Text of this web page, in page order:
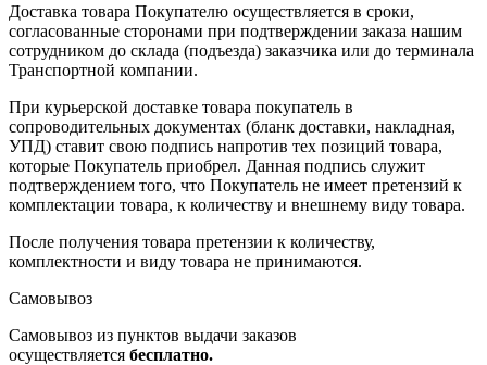
Доставка товара Покупателю осуществляется в сроки,
согласованные сторонами при подтверждении заказа нашим
сотрудником до склада (подъезда) заказчика или до терминала
Транспортной компании.
При курьерской доставке товара покупатель в
сопроводительных документах (бланк доставки, накладная,
УПД) ставит свою подпись напротив тех позиций товара,
которые Покупатель приобрел. Данная подпись служит
подтверждением того, что Покупатель не имеет претензий к
комплектации товара, к количеству и внешнему виду товара.
После получения товара претензии к количеству,
комплектности и виду товара не принимаются.
Самовывоз
Самовывоз из пунктов выдачи заказов
осуществляется бесплатно.